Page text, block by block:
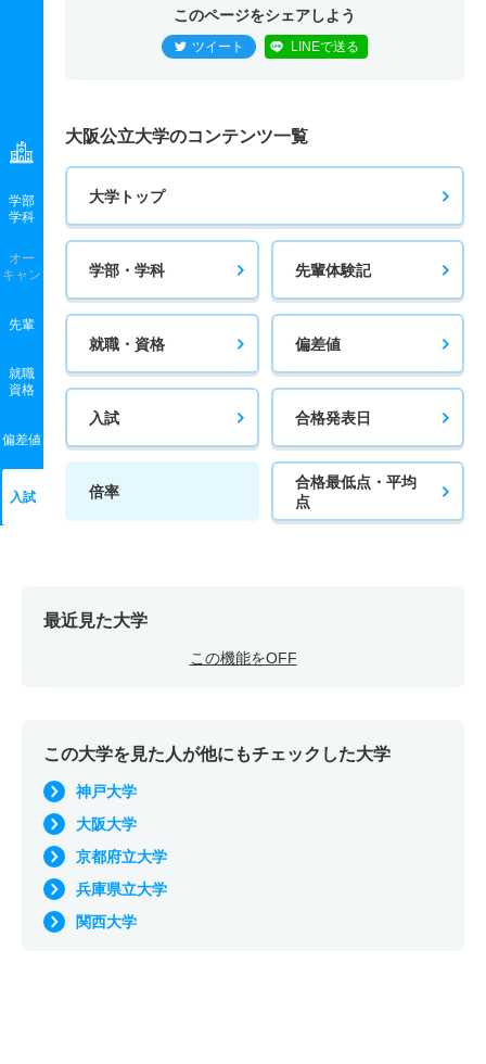
学部
学科
オー
キャン
先輩
就職
資格
偏差値
入試
このページをシェアしよう
ツイート LINEで送る
大阪公立大学のコンテンツ一覧
大学トップ
学部・学科 先輩体験記
就職・資格 偏差値
入試 合格発表日
倍率
合格最低点・平均
点
最近見た大学
この機能をOFF
この大学を見た人が他にもチェックした大学
神戸大学
大阪大学
京都府立大学
兵庫県立大学
関西大学